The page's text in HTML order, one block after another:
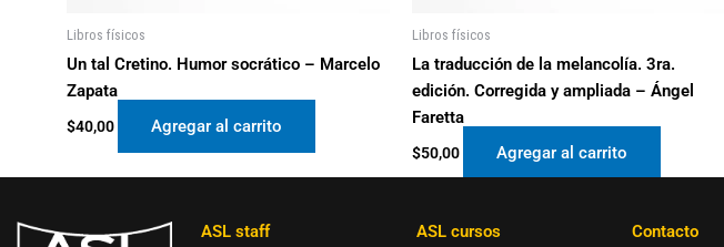
Libros físicos
Un tal Cretino. Humor socrático – Marcelo
Zapata
$40,00 Agregar al carrito
Libros físicos
La traducción de la melancolía. 3ra.
edición. Corregida y ampliada – Ángel
Faretta
$50,00 Agregar al carrito
ASL staff ASL cursos Contacto